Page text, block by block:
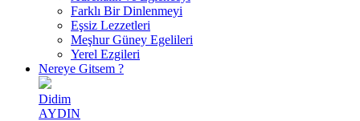
Farklı Bir Dinlenmeyi
Eşsiz Lezzetleri
Meşhur Güney Egelileri
Yerel Ezgileri
Nereye Gitsem ?
Didim
AYDIN